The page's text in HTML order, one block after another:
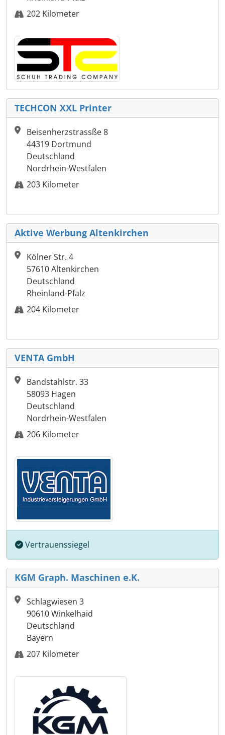
202 Kilometer
TECHCON XXL Printer
Beisenherzstrassße 8
44319 Dortmund
Deutschland
Nordrhein-Westfalen
203 Kilometer
Aktive Werbung Altenkirchen
Kölner Str. 4
57610 Altenkirchen
Deutschland
Rheinland-Pfalz
204 Kilometer
VENTA GmbH
Bandstahlstr. 33
58093 Hagen
Deutschland
Nordrhein-Westfalen
206 Kilometer
Vertrauenssiegel
KGM Graph. Maschinen e.K.
Schlagwiesen 3
90610 Winkelhaid
Deutschland
Bayern
207 Kilometer